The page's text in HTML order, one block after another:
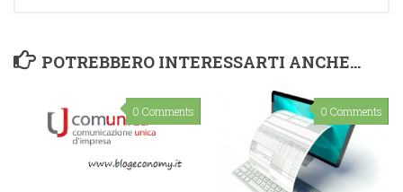
POTREBBERO INTERESSARTI ANCHE...
0 Comments 0 Comments